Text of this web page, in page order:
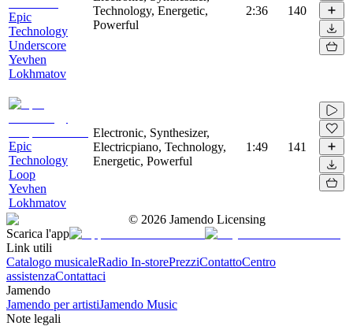
Epic
Technology
Underscore
Yevhen
Lokhmatov
Technology, Energetic,
Powerful
2:36 140
Epic
Technology
Loop
Yevhen
Lokhmatov
Electronic, Synthesizer,
Electricpiano, Technology,
Energetic, Powerful
1:49 141
© 2026 Jamendo Licensing
Scarica l'app
Link utili
Catalogo musicaleRadio In-storePrezziContattoCentro
assistenzaContattaci
Jamendo
Jamendo per artistiJamendo Music
Note legali